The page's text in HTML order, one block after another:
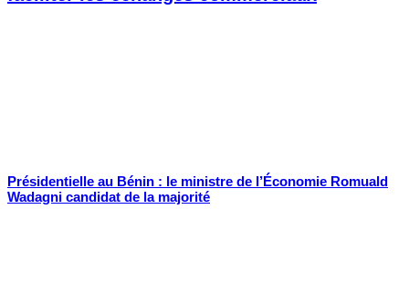
Présidentielle au Bénin : le ministre de l’Économie Romuald
Wadagni candidat de la majorité